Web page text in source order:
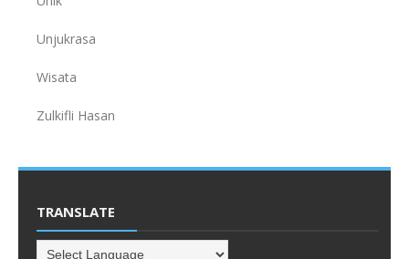
Unjukrasa
Wisata
Zulkifli Hasan
TRANSLATE